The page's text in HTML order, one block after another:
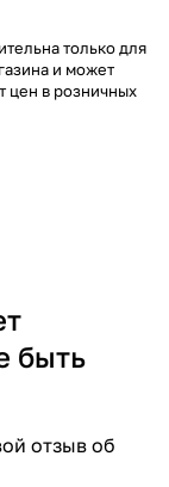
только для
и может
цен в розничных
быть
отзыв об